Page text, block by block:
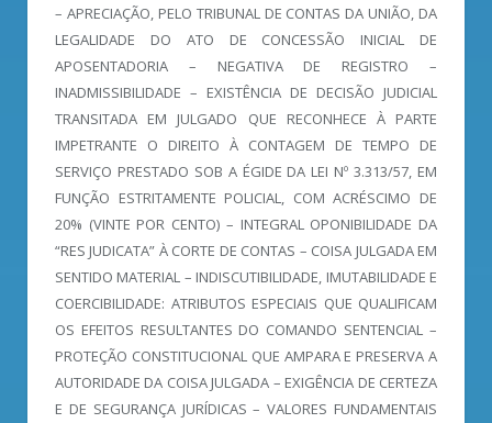
– APRECIAÇÃO, PELO TRIBUNAL DE CONTAS DA UNIÃO, DA
LEGALIDADE DO ATO DE CONCESSÃO INICIAL DE
APOSENTADORIA – NEGATIVA DE REGISTRO –
INADMISSIBILIDADE – EXISTÊNCIA DE DECISÃO JUDICIAL
TRANSITADA EM JULGADO QUE RECONHECE À PARTE
IMPETRANTE O DIREITO À CONTAGEM DE TEMPO DE
SERVIÇO PRESTADO SOB A ÉGIDE DA LEI Nº 3.313/57, EM
FUNÇÃO ESTRITAMENTE POLICIAL, COM ACRÉSCIMO DE
20% (VINTE POR CENTO) – INTEGRAL OPONIBILIDADE DA
“RES JUDICATA” À CORTE DE CONTAS – COISA JULGADA EM
SENTIDO MATERIAL – INDISCUTIBILIDADE, IMUTABILIDADE E
COERCIBILIDADE: ATRIBUTOS ESPECIAIS QUE QUALIFICAM
OS EFEITOS RESULTANTES DO COMANDO SENTENCIAL –
PROTEÇÃO CONSTITUCIONAL QUE AMPARA E PRESERVA A
AUTORIDADE DA COISA JULGADA – EXIGÊNCIA DE CERTEZA
E DE SEGURANÇA JURÍDICAS – VALORES FUNDAMENTAIS